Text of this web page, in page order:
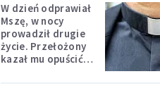
W dzień odprawiał
Mszę, w nocy
prowadził drugie
życie. Przełożony
kazał mu opuścić